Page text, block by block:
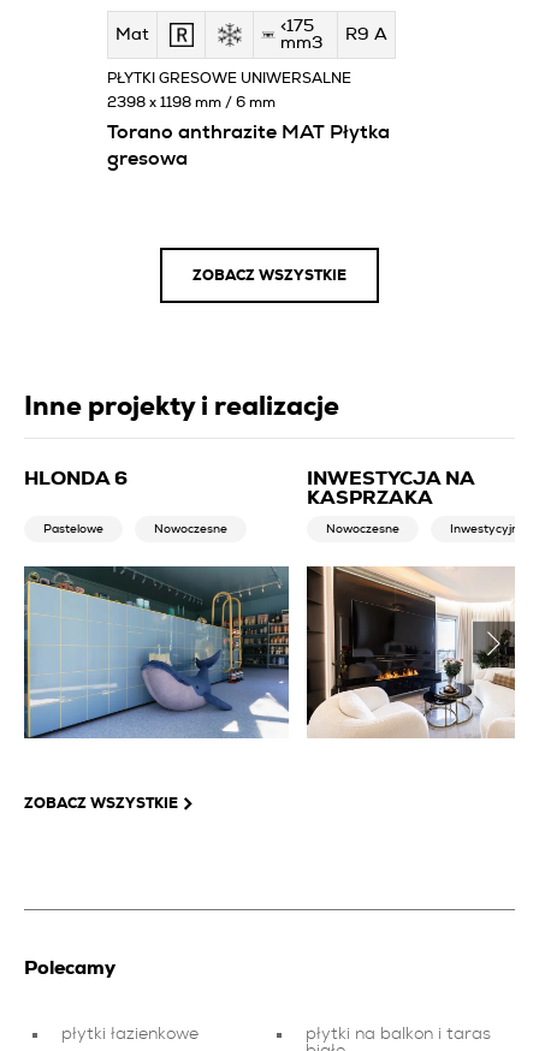
Mat
<175
mm3
R9 A
Torano anthrazite MAT Płytka
gresowa
PŁYTKI GRESOWE UNIWERSALNE
2398 x 1198 mm / 6 mm
ZOBACZ WSZYSTKIE
Inne projekty i realizacje
HLONDA 6
Pastelowe Nowoczesne
INWESTYCJA NA
KASPRZAKA
Nowoczesne Inwestycyjne
ZOBACZ WSZYSTKIE
Polecamy
płytki łazienkowe
płytki na balkon i taras